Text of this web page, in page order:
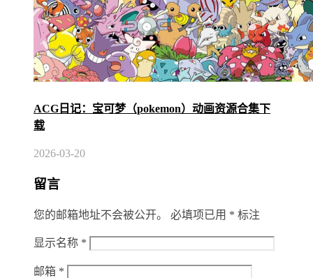
ACG日记：宝可梦（pokemon）动画资源合集下
载
2026-03-20
留言
您的邮箱地址不会被公开。 必填项已用 * 标注
显示名称 *
邮箱 *